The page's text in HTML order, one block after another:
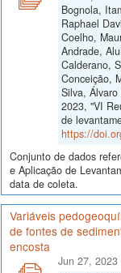
Bognola,
Raphael
Coelho,
Andrade,
Calderano,
Conceição,
Silva,
2023, "VI
de
https://
Conjunto de dados
e Aplicação de
data de coleta.
Variáveis
de fontes de
encosta
Jun 27, 2023